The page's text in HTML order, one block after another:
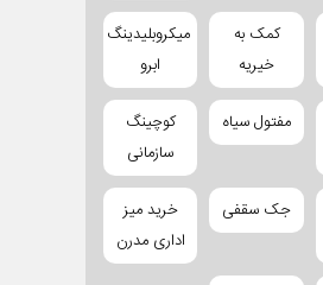
کمک به
خیریه
میکروبلیدینگ
ابرو
مفتول سیاه
کوچینگ
سازمانی
جک سقفی
خرید میز
اداری مدرن